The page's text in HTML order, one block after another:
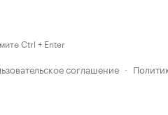
Ctrl + Enter
соглашение ·